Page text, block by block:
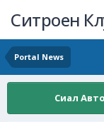
Ситроен
Portal News
Сиал